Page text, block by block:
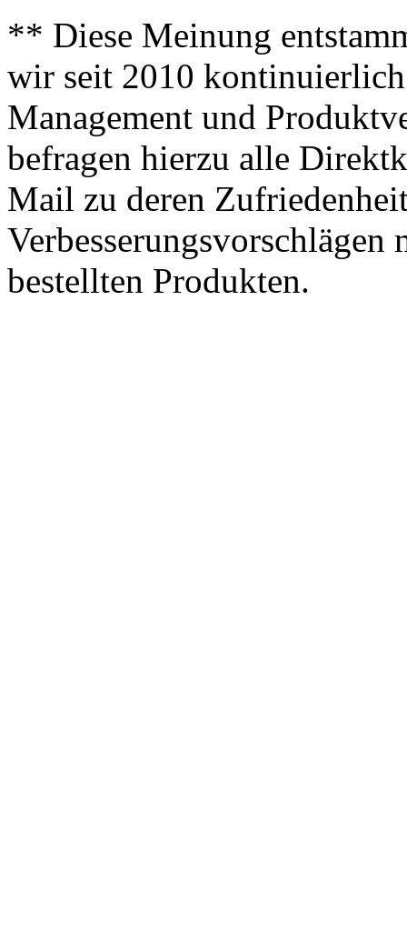
** Diese Meinung
wir seit 2010
Management und
befragen hierzu alle
Mail zu deren
bestellten Produkten.